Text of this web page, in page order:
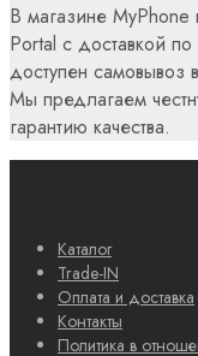
В магазине MyPhone
Portal с доставкой
доступен самовывоз
Мы предлагаем
гарантию качества.
Каталог
Trade-IN
Оплата и доставка
Контакты
Политика в